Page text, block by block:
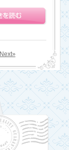
Next»